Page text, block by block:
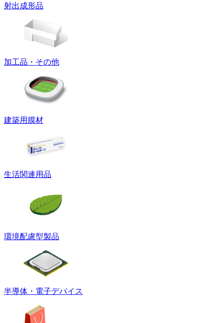
射出成形品
加工品・その他
建築用膜材
生活関連用品
環境配慮型製品
半導体・電子デバイス